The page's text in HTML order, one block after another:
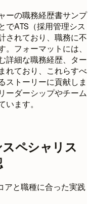
ーの職務経歴書サンプ
でATS（採用管理シス
されており、職務に不
フォーマットには、
詳細な職務経歴、ター
れており、これらすべ
ストーリーに貢献しま
ーダーシップやチーム
ます。
ペシャリス
アと職種に合った実践